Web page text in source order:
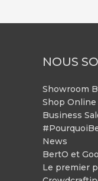
NOUS
Showroom
Shop Online
Business
News
BertO et
Le premier